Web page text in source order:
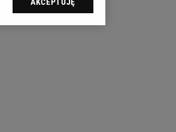
sp. z o.o., jej
swoje preferencje
celów identyfikacji.
reklam i treści,